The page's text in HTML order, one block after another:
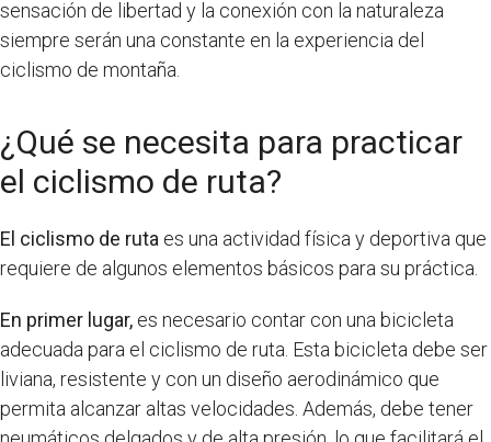
sensación de libertad y la conexión con la naturaleza
siempre serán una constante en la experiencia del
ciclismo de montaña.
¿Qué se necesita para practicar
el ciclismo de ruta?
El ciclismo de ruta es una actividad física y deportiva que
requiere de algunos elementos básicos para su práctica.
En primer lugar, es necesario contar con una bicicleta
adecuada para el ciclismo de ruta. Esta bicicleta debe ser
liviana, resistente y con un diseño aerodinámico que
permita alcanzar altas velocidades. Además, debe tener